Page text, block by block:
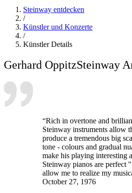
Steinway entdecken
/
Künstler und Konzerte
/
Künstler Details
Gerhard OppitzSteinway
“Rich in overtone and
Steinway instruments allow
produce a tremendous big
tone - colours and gradual
make his playing interesting
Steinway pianos are perfect
allow me to realize my
October 27, 1976